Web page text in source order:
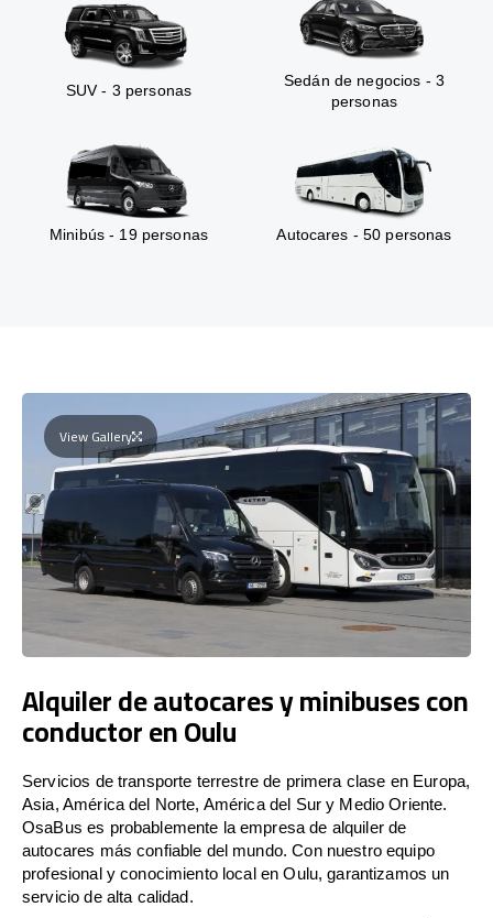
SUV - 3 personas
Sedán de negocios - 3
personas
Minibús - 19 personas Autocares - 50 personas
View Gallery
Alquiler de autocares y minibuses con
conductor en Oulu
Servicios de transporte terrestre de primera clase en Europa,
Asia, América del Norte, América del Sur y Medio Oriente.
OsaBus es probablemente la empresa de alquiler de
autocares más confiable del mundo. Con nuestro equipo
profesional y conocimiento local en Oulu, garantizamos un
servicio de alta calidad.